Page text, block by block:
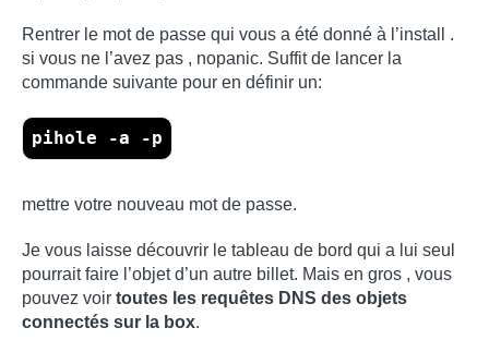
Rentrer le mot de passe qui vous a été donné à l’install .
si vous ne l’avez pas , nopanic. Suffit de lancer la
commande suivante pour en définir un:
pihole -a -p
mettre votre nouveau mot de passe.
Je vous laisse découvrir le tableau de bord qui a lui seul
pourrait faire l’objet d’un autre billet. Mais en gros , vous
pouvez voir toutes les requêtes DNS des objets
connectés sur la box.